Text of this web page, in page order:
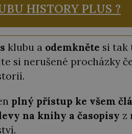
HISTORY PLUS ?
klubu a odemkněte si tak
si nerušené procházky
plný přístup ke všem
na knihy a časopisy z